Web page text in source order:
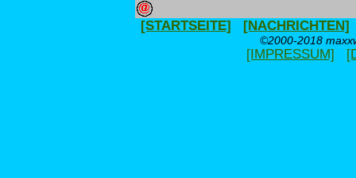
[STARTSEITE] [NACHRICHTEN]
©2000-2018
[IMPRESSUM]